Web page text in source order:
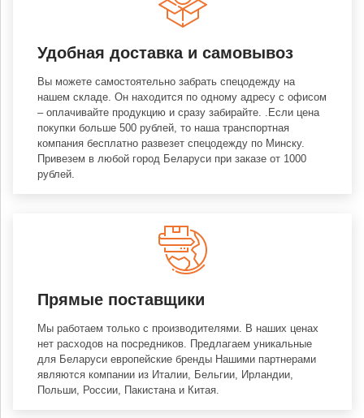
Удобная доставка и самовывоз
Вы можете самостоятельно забрать спецодежду на
нашем складе. Он находится по одному адресу с офисом
– оплачивайте продукцию и сразу забирайте. .Если цена
покупки больше 500 рублей, то наша транспортная
компания бесплатно развезет спецодежду по Минску.
Привезем в любой город Беларуси при заказе от 1000
рублей.
Прямые поставщики
Мы работаем только с производителями. В наших ценах
нет расходов на посредников. Предлагаем уникальные
для Беларуси европейские бренды Нашими партнерами
являются компании из Италии, Бельгии, Ирландии,
Польши, России, Пакистана и Китая.